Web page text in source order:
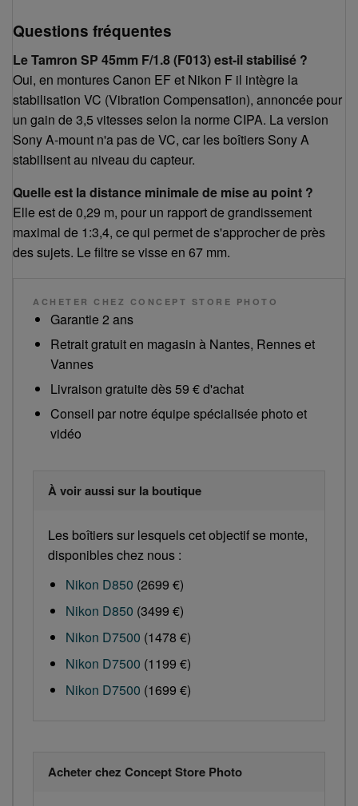
Questions fréquentes
Le Tamron SP 45mm F/1.8 (F013) est-il stabilisé ?
Oui, en montures Canon EF et Nikon F il intègre la
stabilisation VC (Vibration Compensation), annoncée pour
un gain de 3,5 vitesses selon la norme CIPA. La version
Sony A-mount n'a pas de VC, car les boîtiers Sony A
stabilisent au niveau du capteur.
Quelle est la distance minimale de mise au point ?
Elle est de 0,29 m, pour un rapport de grandissement
maximal de 1:3,4, ce qui permet de s'approcher de près
des sujets. Le filtre se visse en 67 mm.
ACHETER CHEZ CONCEPT STORE PHOTO
Garantie 2 ans
Retrait gratuit en magasin à Nantes, Rennes et
Vannes
Livraison gratuite dès 59 € d'achat
Conseil par notre équipe spécialisée photo et
vidéo
À voir aussi sur la boutique
Les boîtiers sur lesquels cet objectif se monte,
disponibles chez nous :
Nikon D850 (2699 €)
Nikon D850 (3499 €)
Nikon D7500 (1478 €)
Nikon D7500 (1199 €)
Nikon D7500 (1699 €)
Acheter chez Concept Store Photo